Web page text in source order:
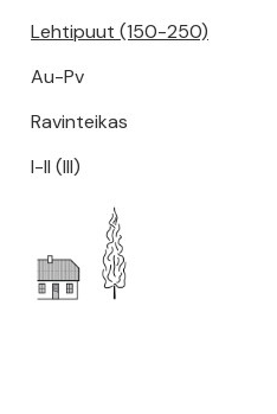
Lehtipuut (150-250)
Au-Pv
Ravinteikas
I-II (III)